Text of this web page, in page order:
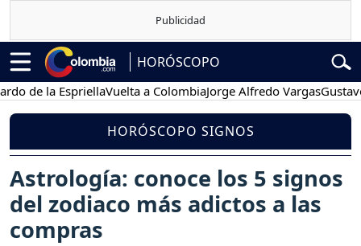
HORÓSCOPO
la EspriellaVuelta a ColombiaJorge Alfredo VargasGustavo
HORÓSCOPO SIGNOS
Astrología: conoce los 5 signos
del zodiaco más adictos a las
compras